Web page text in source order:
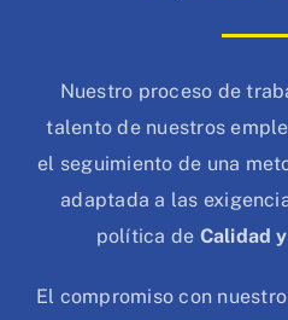
Nuestro proceso de
talento de nuestros
el seguimiento de una
adaptada a las
política de Calidad
El compromiso con